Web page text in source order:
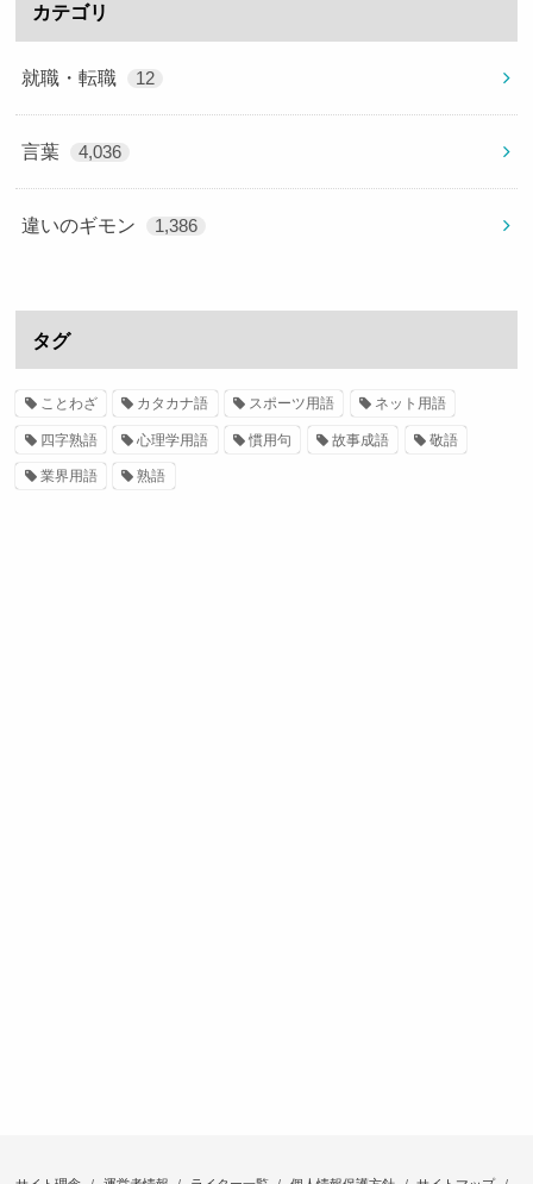
カテゴリ
就職・転職 12
言葉 4,036
違いのギモン 1,386
タグ
ことわざ カタカナ語 スポーツ用語 ネット用語
四字熟語 心理学用語 慣用句 故事成語 敬語
業界用語 熟語